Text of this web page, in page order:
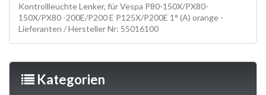
Kontrollleuchte Lenker, für Vespa P80-150X/PX80-
150X/PX80 -200E/P200 E P125X/P200E 1° (A) orange -
Lieferanten / Hersteller Nr: 55016100
Kategorien